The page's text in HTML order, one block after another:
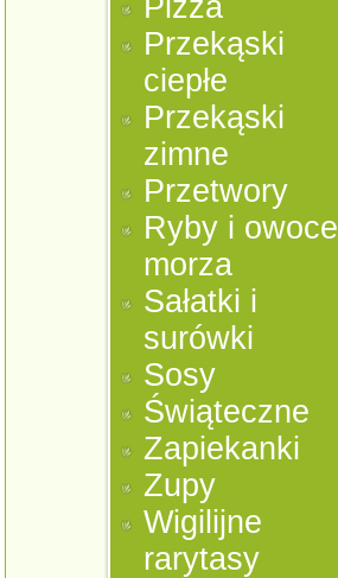
Pizza
Przekąski
ciepłe
Przekąski
zimne
Przetwory
Ryby i owoce
morza
Sałatki i
surówki
Sosy
Świąteczne
Zapiekanki
Zupy
Wigilijne
rarytasy